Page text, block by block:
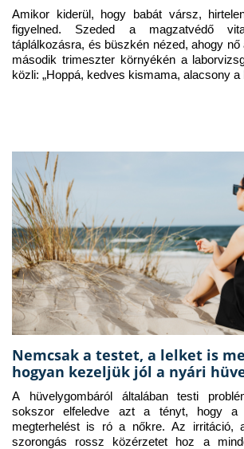
Amikor kiderül, hogy babát vársz,
figyelned. Szeded a magzatvédő
táplálkozásra, és büszkén nézed, ahogy
második trimeszter környékén a
közli: „Hoppá, kedves kismama, alacsony a
Nemcsak a testet, a lelket is
hogyan kezeljük jól a nyári
A hüvelygombáról általában testi
sokszor elfeledve azt a tényt, hogy a
megterhelést is ró a nőkre. Az irritáció,
szorongás rossz közérzetet hoz a